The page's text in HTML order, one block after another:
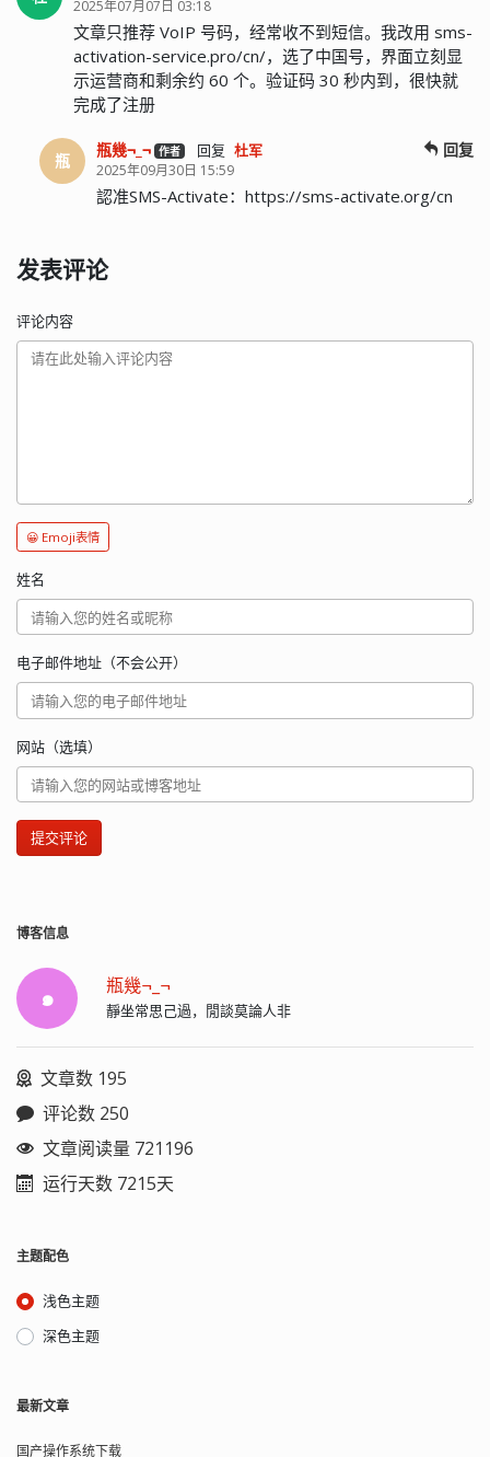
2025年07月07日 03:18
文章只推荐 VoIP 号码，经常收不到短信。我改用 sms-
activation-service.pro/cn/，选了中国号，界面立刻显
示运营商和剩余约 60 个。验证码 30 秒内到，很快就
完成了注册
瓶
瓶幾¬_¬ 作者 回复 杜军
2025年09月30日 15:59
回复
認准SMS-Activate：https://sms-activate.org/cn
发表评论
评论内容
😀 Emoji表情
姓名
电子邮件地址（不会公开）
网站（选填）
提交评论
博客信息
๑ 瓶幾¬_¬
靜坐常思己過，閒談莫論人非
文章数 195
评论数 250
文章阅读量 721196
运行天数 7215天
主题配色
浅色主题
深色主题
最新文章
国产操作系统下载